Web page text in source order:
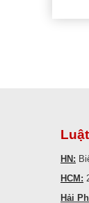
Luật
HN:
HCM:
Hải